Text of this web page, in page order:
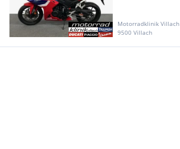
Motorradklinik Villach
9500 Villach